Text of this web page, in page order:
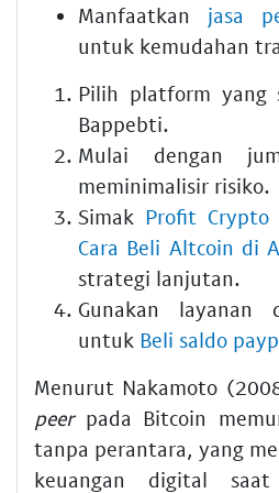
Manfaatkan jasa
untuk kemudahan
Pilih platform
Bappebti.
Mulai dengan
meminimalisir risiko.
Simak Profit Crypto
Cara Beli Altcoin di
strategi lanjutan.
Gunakan layanan
untuk Beli saldo
Menurut Nakamoto
peerpada Bitcoin
tanpa perantara, yang
keuangan digital